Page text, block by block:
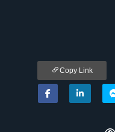
Copy Link